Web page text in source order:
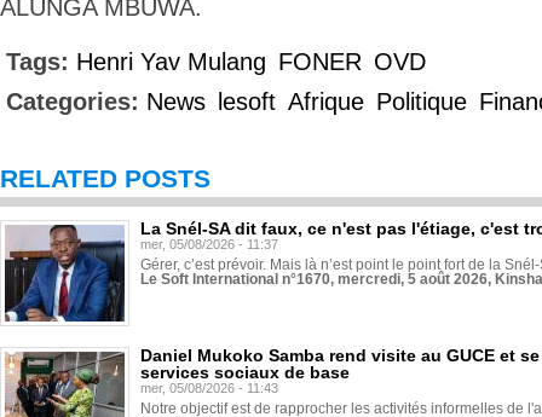
ALUNGA MBUWA.
Tags: Henri Yav Mulang FONER OVD
Categories: News lesoft Afrique Politique
RELATED POSTS
La Snél-SA dit faux, ce n'est pas l'étiage, c'est
mer, 05/08/2026 - 11:37
Gérer, c’est prévoir. Mais là n’est point le point fort de la
Le Soft International n°1670, mercredi, 5 août 2026,
Daniel Mukoko Samba rend visite au GUCE et
services sociaux de base
mer, 05/08/2026 - 11:43
Notre objectif est de rapprocher les activités informelles de